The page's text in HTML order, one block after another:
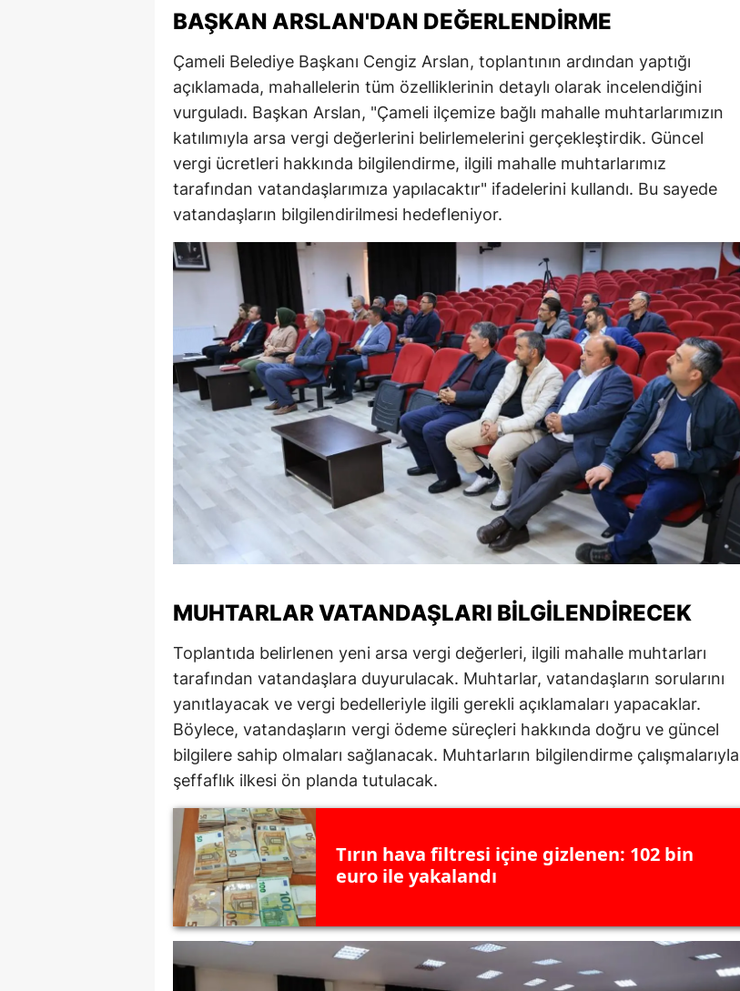
Kırklareli
Kırşehir
Kocaeli
Konya
Kütahya
Malatya
Manisa
Kahramanmaraş
Mardin
Muğla
Muş
Nevşehir
Niğde
Ordu
Samsun
Siirt
Sinop
Sivas
Tekirdağ
Tunceli
Van
BAŞKAN ARSLAN'DAN DEĞERLENDIRME
Çameli Belediye Başkanı Cengiz Arslan, toplantının ardından yaptığı
açıklamada, mahallelerin tüm özelliklerinin detaylı olarak incelendiğini
vurguladı. Başkan Arslan, "Çameli ilçemize bağlı mahalle muhtarlarımızın
katılımıyla arsa vergi değerlerini belirlemelerini gerçekleştirdik. Güncel
vergi ücretleri hakkında bilgilendirme, ilgili mahalle muhtarlarımız
tarafından vatandaşlarımıza yapılacaktır" ifadelerini kullandı. Bu sayede
vatandaşların bilgilendirilmesi hedefleniyor.
MUHTARLAR VATANDAŞLARI BILGILENDIRECEK
Toplantıda belirlenen yeni arsa vergi değerleri, ilgili mahalle muhtarları
tarafından vatandaşlara duyurulacak. Muhtarlar, vatandaşların sorularını
yanıtlayacak ve vergi bedelleriyle ilgili gerekli açıklamaları yapacaklar.
Böylece, vatandaşların vergi ödeme süreçleri hakkında doğru ve güncel
bilgilere sahip olmaları sağlanacak. Muhtarların bilgilendirme çalışmalarıyla
şeffaflık ilkesi ön planda tutulacak.
Tırın hava filtresi içine gizlenen: 102 bin
euro ile yakalandı